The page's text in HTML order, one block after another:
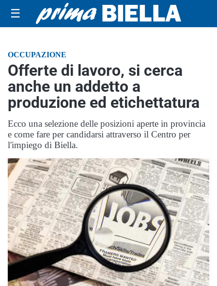
☰
OCCUPAZIONE
Offerte di lavoro, si cerca
anche un addetto a
produzione ed etichettatura
Ecco una selezione delle posizioni aperte in provincia
e come fare per candidarsi attraverso il Centro per
l'impiego di Biella.